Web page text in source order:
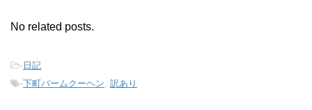
No related posts.
- 日記
-下町バームクーヘン, 訳あり